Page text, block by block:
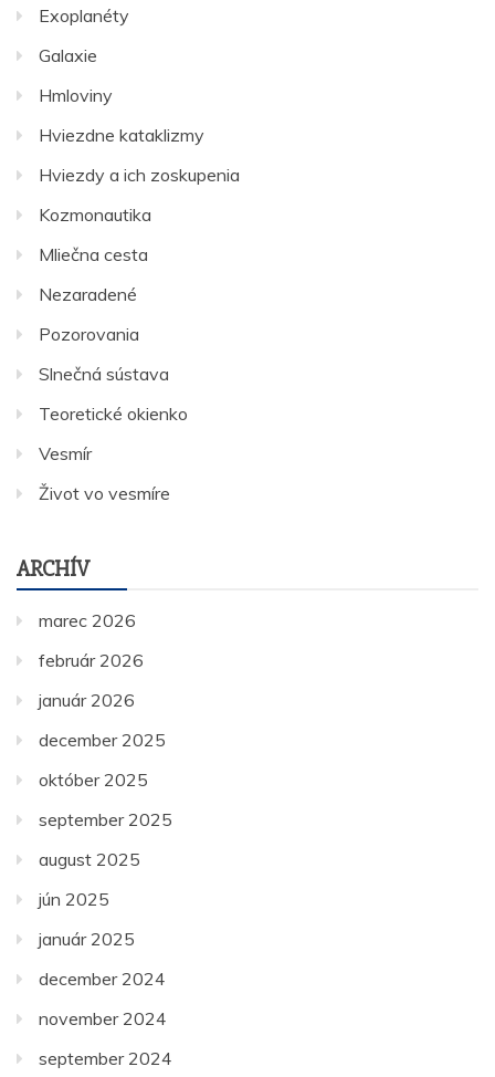
Exoplanéty
Galaxie
Hmloviny
Hviezdne kataklizmy
Hviezdy a ich zoskupenia
Kozmonautika
Mliečna cesta
Nezaradené
Pozorovania
Slnečná sústava
Teoretické okienko
Vesmír
Život vo vesmíre
ARCHÍV
marec 2026
február 2026
január 2026
december 2025
október 2025
september 2025
august 2025
jún 2025
január 2025
december 2024
november 2024
september 2024